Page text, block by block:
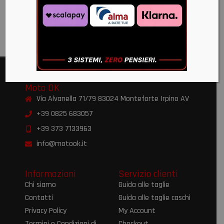
2024+
€382,00
Moto OK
Via Alvanella 71/79 83024 Monteforte Irpino AV
+39 0825 683057
+39 373 7133963
info@motook.it
Informazioni
Chi siamo
Contatti
Privacy Policy
Servizio clienti
Guida alle taglie
Guida alle taglie caschi
My Account